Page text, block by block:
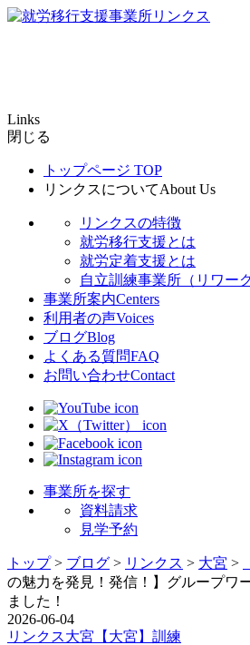
Links
閉じる
トップページ TOP
リンクスについてAbout Us
リンクスの特徴
就労移行支援とは
就労定着支援とは
自立訓練事業所（リワー
事業所案内Centers
利用者の声Voices
ブログBlog
よくある質問FAQ
お問い合わせContact
事業所を探す
資料請求
見学予約
トップ> ブログ > リンクス > 大宮 >
の魅力を発見！発信！】グループワ
ました！
2026-06-04
リンクス大宮 【大宮】訓練